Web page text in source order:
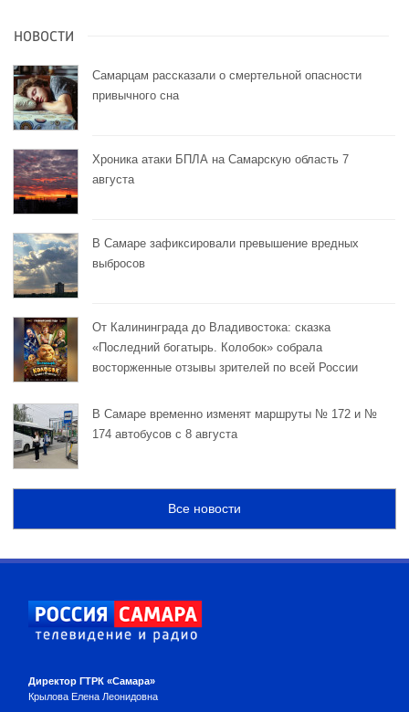
НОВОСТИ
Самарцам рассказали о смертельной опасности
привычного сна
Хроника атаки БПЛА на Самарскую область 7
августа
В Самаре зафиксировали превышение вредных
выбросов
От Калининграда до Владивостока: сказка
«Последний богатырь. Колобок» собрала
восторженные отзывы зрителей по всей России
В Самаре временно изменят маршруты № 172 и №
174 автобусов с 8 августа
Все новости
Директор ГТРК «Самара»
Крылова Елена Леонидовна